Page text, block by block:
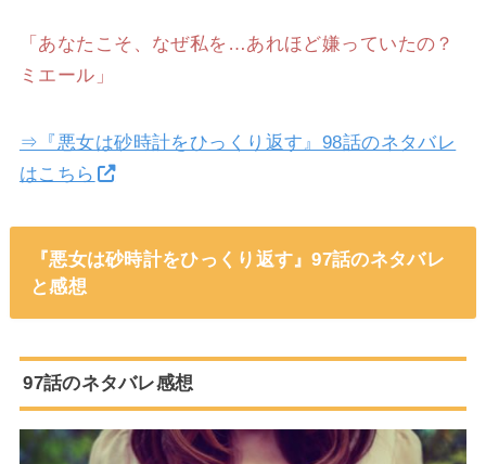
「あなたこそ、なぜ私を…あれほど嫌っていたの？
ミエール」
⇒『悪女は砂時計をひっくり返す』98話のネタバレ
はこちら
『悪女は砂時計をひっくり返す』97話のネタバレ
と感想
97話のネタバレ感想